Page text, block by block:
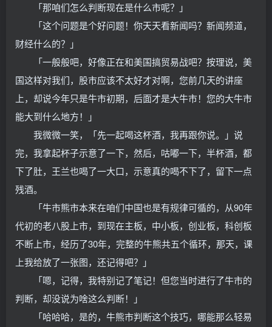
「那咱们怎么判断现在是什么市呢？」
「这个问题是个好问题！你天天看新闻吗？新闻频道，
财经什么的？」
「一般般吧，好像正在和美国搞贸易战吧？按理说，美
国这样对我们，股市应该不太好才对啊，您前几天的讲座
上，却说今年只是牛市初期，后面才是大牛市！您的大牛市
能大到什么地方！」
我微微一笑，「先一起喝这杯酒，我再跟你说。」说
完，我拿起杯子示意了一下，然后，咕嘟一下，半杯酒，都
下了肚，王兰也喝了一大口，示意真的喝不下了，留下一点
残酒。
「牛市熊市本来在咱们中国也是有规律可循的，从90年
代初的老八股上市，到现在主板，中小板，创业板，科创板
不断上市，经历了30年，完整的牛熊共五个循环，那天，课
上我给放了一张图，还记得吧？」
「嗯，记得，我特别记了笔记！但您当时进行了牛市的
判断，却没说为啥这么判断！」
「哈哈哈，是的，牛熊市判断这个技巧，哪能那么轻易